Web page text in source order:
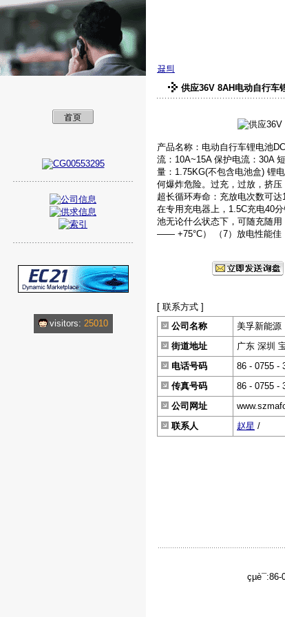
visitors: 25010
끓틔
供应36V 8AH电动自行车
产品名称：电动自行车锂电池
流：10A~15A 保护电流：30A
量：1.75KG(不包含电池盒) 锂
何爆炸危险。过充，过放，挤压
超长循环寿命：充放电次数可
在专用充电器上，1.5C充电40
池无论什么状态下，可随充随
—— +75°C） （7）放电性能佳
[ 联系方式 ]
公司名称
美孚新能源
街道地址
广东 深圳
电话号码
86 - 0755 -
传真号码
86 - 0755 -
公司网址
联系人
赵星 /